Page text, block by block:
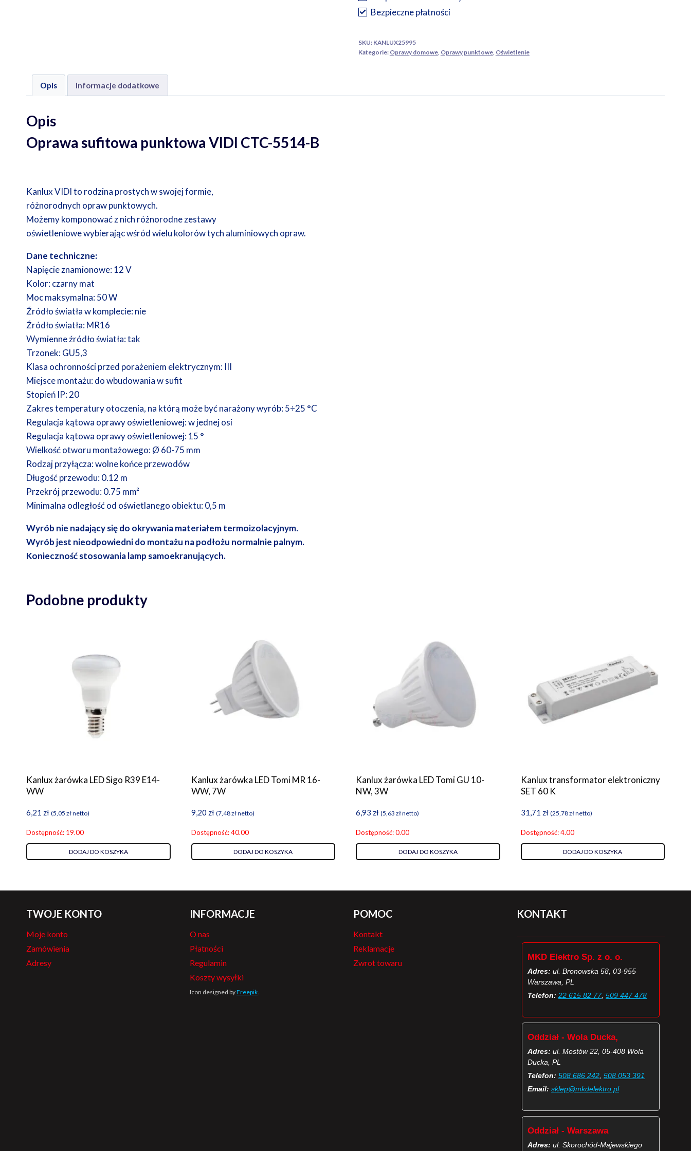
CTC-
Bezpieczne płatności
SKU: KANLUX25995
Kategorie: Oprawy domowe, Oprawy punktowe, Oświetlenie
Opis Informacje dodatkowe
Opis
Oprawa sufitowa punktowa VIDI CTC-5514-B
Kanlux VIDI to rodzina prostych w swojej formie,
różnorodnych opraw punktowych.
Możemy komponować z nich różnorodne zestawy
oświetleniowe wybierając wśród wielu kolorów tych aluminiowych opraw.
Dane techniczne:
Napięcie znamionowe: 12 V
Kolor: czarny mat
Moc maksymalna: 50 W
Źródło światła w komplecie: nie
Źródło światła: MR16
Wymienne źródło światła: tak
Trzonek: GU5,3
Klasa ochronności przed porażeniem elektrycznym: III
Miejsce montażu: do wbudowania w sufit
Stopień IP: 20
Zakres temperatury otoczenia, na którą może być narażony wyrób: 5÷25 °C
Regulacja kątowa oprawy oświetleniowej: w jednej osi
Regulacja kątowa oprawy oświetleniowej: 15 °
Wielkość otworu montażowego: Ø 60-75 mm
Rodzaj przyłącza: wolne końce przewodów
Długość przewodu: 0.12 m
Przekrój przewodu: 0.75 mm²
Minimalna odległość od oświetlanego obiektu: 0,5 m
Wyrób nie nadający się do okrywania materiałem termoizolacyjnym.
Wyrób jest nieodpowiedni do montażu na podłożu normalnie palnym.
Konieczność stosowania lamp samoekranujących.
Podobne produkty
Kanlux żarówka LED Sigo R39 E14-
WW
6,21 zł (5,05 złnetto)
Dostępność: 19.00
DODAJ DO KOSZYKA
Kanlux żarówka LED Tomi MR 16-
WW, 7W
9,20 zł (7,48złnetto)
Dostępność: 40.00
DODAJ DO KOSZYKA
Kanlux żarówka LED Tomi GU 10-
NW, 3W
6,93 zł (5,63 złnetto)
Dostępność: 0.00
DODAJ DO KOSZYKA
Kanlux transformator elektroniczny
SET 60 K
31,71 zł (25,78złnetto)
Dostępność: 4.00
DODAJ DO KOSZYKA
TWOJE KONTO
Moje konto
Zamówienia
Adresy
INFORMACJE
O nas
Płatności
Regulamin
Koszty wysyłki
Icon designed byFreepik
POMOC
Kontakt
Reklamacje
Zwrot towaru
KONTAKT
MKD Elektro Sp. z o. o.
Adres: ul. Bronowska 58, 03-955
Warszawa, PL
Telefon: 22 615 82 77, 509 447 478
Oddział - Wola Ducka,
Adres: ul. Mostów 22, 05-408 Wola
Ducka, PL
Telefon: 508 686 242 508 053 391
Email: sklep@mkdelektro.pl
Oddział - Warszawa
Adres: ul. Skorochód-Majewskiego